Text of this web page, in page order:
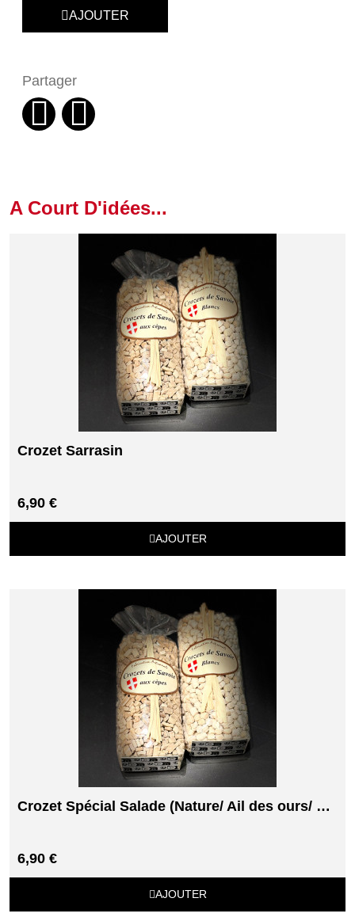
AJOUTER
Partager
A Court D'idées...
Crozet Sarrasin
6,90 €
AJOUTER
Crozet Spécial Salade (Nature/ Ail des ours/ Safrané)
6,90 €
AJOUTER